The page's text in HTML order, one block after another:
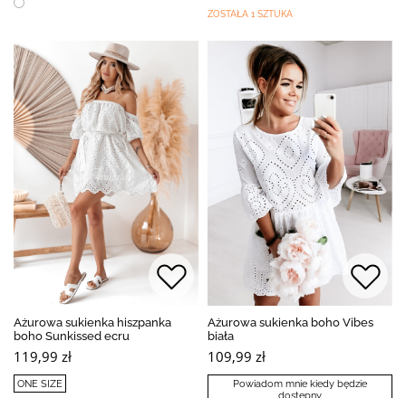
ZOSTAŁA 1 SZTUKA
Ażurowa sukienka hiszpanka
boho Sunkissed ecru
119,99 zł
ONE SIZE
Ażurowa sukienka boho Vibes
biała
109,99 zł
Powiadom mnie kiedy będzie